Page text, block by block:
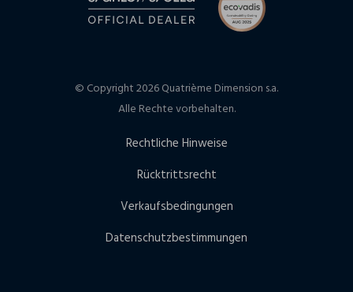
© Copyright 2026 Quatrième Dimension s.a.
Alle Rechte vorbehalten.
Rechtliche Hinweise
Rücktrittsrecht
Verkaufsbedingungen
Datenschutzbestimmungen